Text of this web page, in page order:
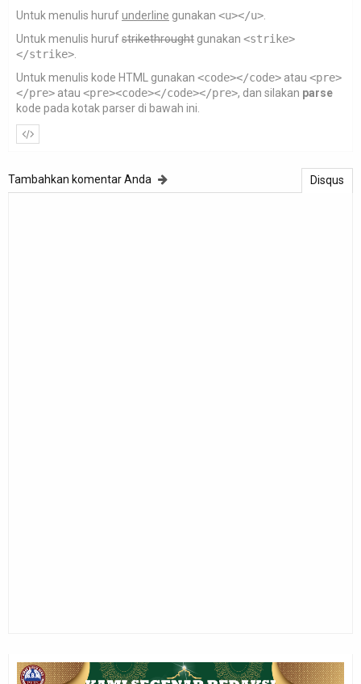
Untuk menulis hurufunderline gunakan <u></u>
Untuk menulis hurufstrikethrought gunakan <strike>
</strike>
Untuk menulis kode HTML gunakan <code></code> atau <pre>
</pre> atau <pre><code></code></pre>, dan silakan parse
kode pada kotak parser di bawah ini.
Disqus
Tambahkan komentar Anda